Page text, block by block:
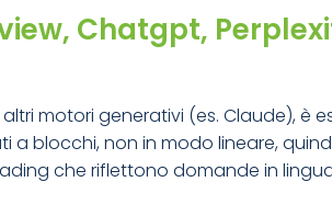
Chatgpt,
motori generativi (es. Claude), è
blocchi, non in modo lineare,
che riflettono domande in